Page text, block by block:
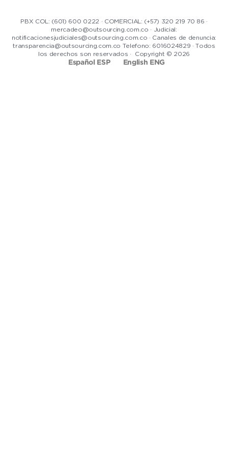
PBX COL: (601) 600 0222 · COMERCIAL: (+57) 320 219 70 86 ·
mercadeo@outsourcing.com.co · Judicial:
notificacionesjudiciales@outsourcing.com.co · Canales de denuncia:
transparencia@outsourcing.com.co Telefono: 6016024829 · Todos
los derechos son reservados · Copyright © 2026
Español ESP English ENG